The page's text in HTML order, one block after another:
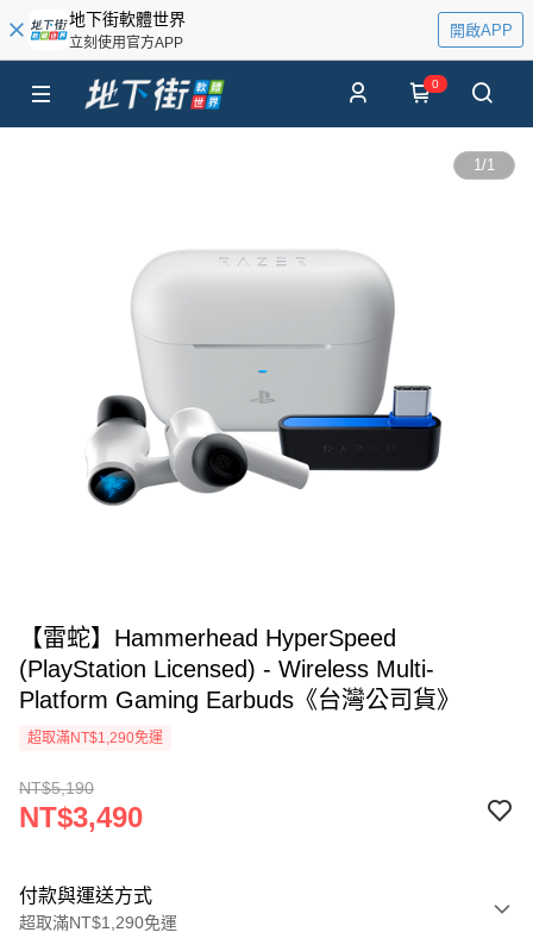
地下街軟體世界
立刻使用官方APP
開啟APP
0
1/1
【雷蛇】Hammerhead HyperSpeed
(PlayStation Licensed) - Wireless Multi-
Platform Gaming Earbuds《台灣公司貨》
超取滿NT$1,290免運
NT$5,190
NT$3,490
付款與運送方式
超取滿NT$1,290免運